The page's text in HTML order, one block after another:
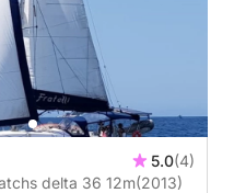
5.0(4)
delta 36 12m(2013)